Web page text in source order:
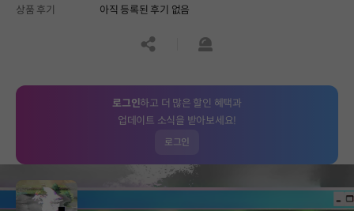
상품 후기
아직 등록된 후기 없음
공유하기신고하기
로그인하고 더 많은 할인 혜택과
업데이트 소식을 받아보세요!
로그인